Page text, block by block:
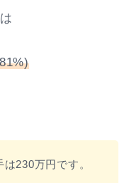
230万円です。